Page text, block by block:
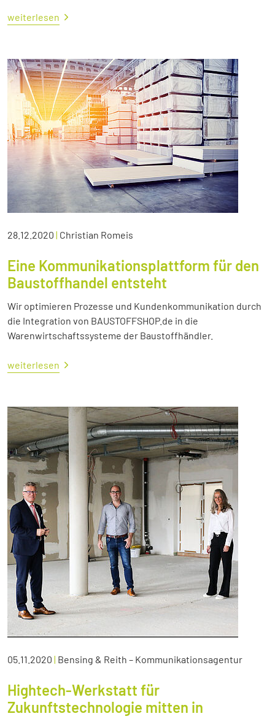
weiterlesen
28.12.2020 | Christian Romeis
Eine Kommunikationsplattform für den
Baustoffhandel entsteht
Wir optimieren Prozesse und Kundenkommunikation durch
die Integration von BAUSTOFFSHOP.de in die
Warenwirtschaftssysteme der Baustoffhändler.
weiterlesen
05.11.2020 | Bensing & Reith – Kommunikationsagentur
Hightech-Werkstatt für
Zukunftstechnologie mitten in